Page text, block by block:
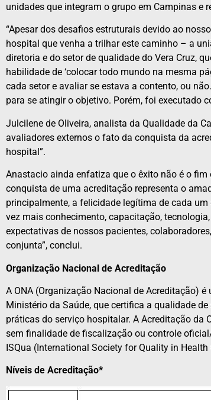
unidades que integram o grupo em Campinas e
“Apesar dos desafios estruturais devido ao
hospital que venha a trilhar este caminho – a
diretoria e do setor de qualidade do Vera Cruz,
habilidade de ‘colocar todo mundo na mesma
cada setor e avaliar se estava a contento, ou
para se atingir o objetivo. Porém, foi executado
Julcilene de Oliveira, analista da Qualidade da
avaliadores externos o fato da conquista da
hospital”.
Anastacio ainda enfatiza que o êxito não é o
conquista de uma acreditação representa o
principalmente, a felicidade legítima de cada
vez mais conhecimento, capacitação,
expectativas de nossos pacientes,
conjunta”, conclui.
Organização Nacional de Acreditação
A ONA (Organização Nacional de Acreditação)
Ministério da Saúde, que certifica a qualidade
práticas do serviço hospitalar. A Acreditação da
sem finalidade de fiscalização ou controle
ISQua (International Society for Quality in
Níveis de Acreditação*